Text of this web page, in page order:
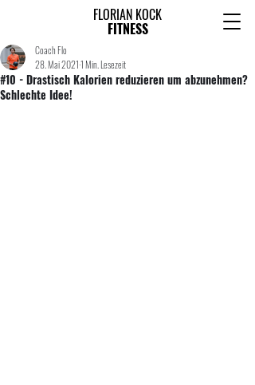
FLORIAN KOCK
FITNESS
#10 - Drastisch Kalorien reduzieren um abzunehmen?
Schlechte Idee!
Coach Flo
28. Mai 20211 Min. Lesezeit